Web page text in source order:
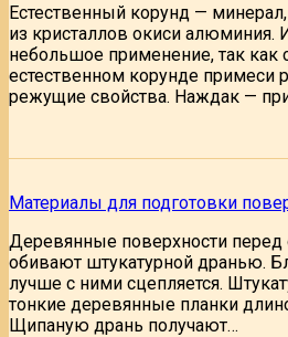
Естественный корунд —
из кристаллов окиси алюминия.
небольшое применение, так как
естественном корунде примеси
режущие свойства. Наждак —
Материалы для подготовки
Деревянные поверхности перед
обивают штукатурной дранью.
лучше с ними сцепляется.
тонкие деревянные планки
Щипаную дрань получают…